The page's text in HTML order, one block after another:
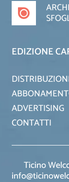
EDIZIONE
ADVERTISING
CONTATTI
Ticino